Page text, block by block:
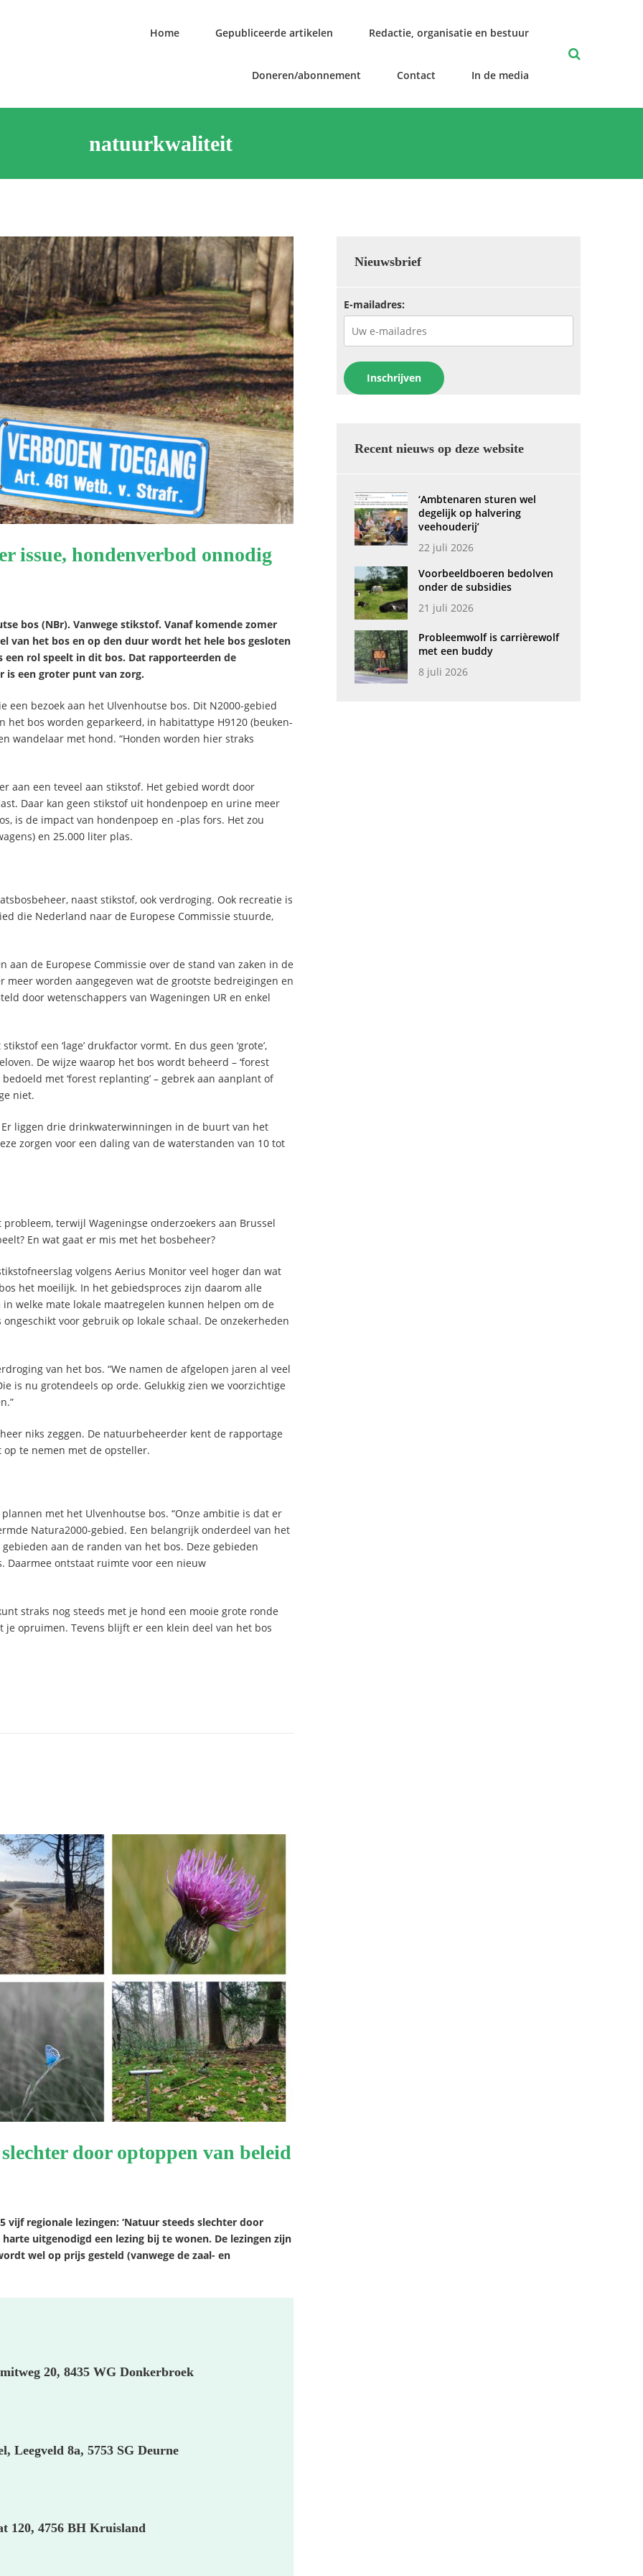
Home Gepubliceerde artikelen Redactie, organisatie en bestuur
Doneren/abonnement Contact In de media
natuurkwaliteit
issue, hondenverbod onnodig
bos (NBr). Vanwege stikstof. Vanaf komende zomer
van het bos en op den duur wordt het hele bos gesloten
rol speelt in dit bos. Dat rapporteerden de
is een groter punt van zorg.
bezoek aan het Ulvenhoutse bos. Dit N2000-gebied
bos worden geparkeerd, in habitattype H9120 (beuken-
wandelaar met hond. “Honden worden hier straks
aan een teveel aan stikstof. Het gebied wordt door
Daar kan geen stikstof uit hondenpoep en urine meer
is de impact van hondenpoep en -plas fors. Het zou
en 25.000 liter plas.
naast stikstof, ook verdroging. Ook recreatie is
die Nederland naar de Europese Commissie stuurde,
de Europese Commissie over de stand van zaken in de
worden aangegeven wat de grootste bedreigingen en
door wetenschappers van Wageningen UR en enkel
een ‘lage’ drukfactor vormt. En dus geen ‘grote’,
De wijze waarop het bos wordt beheerd – ‘forest
met ‘forest replanting’ – gebrek aan aanplant of
niet.
liggen drie drinkwaterwinningen in de buurt van het
zorgen voor een daling van de waterstanden van 10 tot
terwijl Wageningse onderzoekers aan Brussel
En wat gaat er mis met het bosbeheer?
volgens Aerius Monitor veel hoger dan wat
het moeilijk. In het gebiedsproces zijn daarom alle
welke mate lokale maatregelen kunnen helpen om de
voor gebruik op lokale schaal. De onzekerheden
van het bos. “We namen de afgelopen jaren al veel
is nu grotendeels op orde. Gelukkig zien we voorzichtige
niks zeggen. De natuurbeheerder kent de rapportage
op te nemen met de opsteller.
met het Ulvenhoutse bos. “Onze ambitie is dat er
Natura2000-gebied. Een belangrijk onderdeel van het
aan de randen van het bos. Deze gebieden
ontstaat ruimte voor een nieuw
straks nog steeds met je hond een mooie grote ronde
opruimen. Tevens blijft er een klein deel van het bos
door optoppen van beleid
vijf regionale lezingen: ‘Natuur steeds slechter door
uitgenodigd een lezing bij te wonen. De lezingen zijn
wel op prijs gesteld (vanwege de zaal- en
20, 8435 WG Donkerbroek
Leegveld 8a, 5753 SG Deurne
120, 4756 BH Kruisland
Nieuwsbrief
E-mailadres:
Recent nieuws op deze website
‘Ambtenaren sturen wel
degelijk op halvering
veehouderij’
22 juli 2026
Voorbeeldboeren bedolven
onder de subsidies
21 juli 2026
Probleemwolf is carrièrewolf
met een buddy
8 juli 2026